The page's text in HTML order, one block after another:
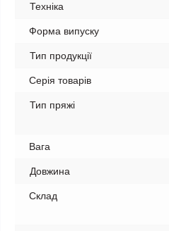
Техніка
Форма випуску
Тип продукції
Серія товарів
Тип пряжі
Вага
Довжина
Склад